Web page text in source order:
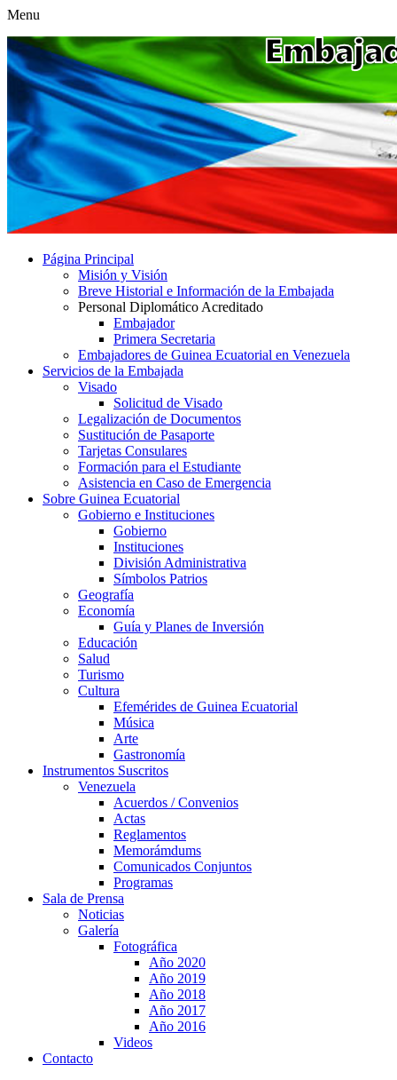
Menu
Página Principal
Misión y Visión
Breve Historial e Información de la Embajada
Personal Diplomático Acreditado
Embajador
Primera Secretaria
Embajadores de Guinea Ecuatorial en Venezuela
Servicios de la Embajada
Visado
Solicitud de Visado
Legalización de Documentos
Sustitución de Pasaporte
Tarjetas Consulares
Formación para el Estudiante
Asistencia en Caso de Emergencia
Sobre Guinea Ecuatorial
Gobierno e Instituciones
Gobierno
Instituciones
División Administrativa
Símbolos Patrios
Geografía
Economía
Guía y Planes de Inversión
Educación
Salud
Turismo
Cultura
Efemérides de Guinea Ecuatorial
Música
Arte
Gastronomía
Instrumentos Suscritos
Venezuela
Acuerdos / Convenios
Actas
Reglamentos
Memorámdums
Comunicados Conjuntos
Programas
Sala de Prensa
Noticias
Galería
Fotográfica
Año 2020
Año 2019
Año 2018
Año 2017
Año 2016
Videos
Contacto